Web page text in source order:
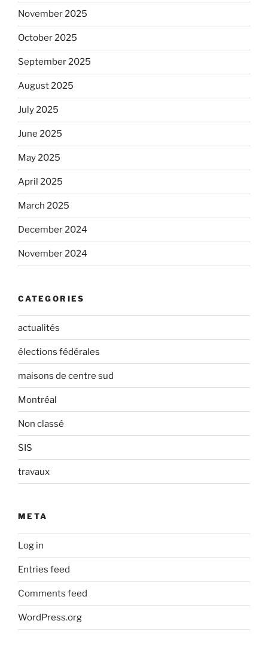
November 2025
October 2025
September 2025
August 2025
July 2025
June 2025
May 2025
April 2025
March 2025
December 2024
November 2024
CATEGORIES
actualités
élections fédérales
maisons de centre sud
Montréal
Non classé
SIS
travaux
META
Log in
Entries feed
Comments feed
WordPress.org